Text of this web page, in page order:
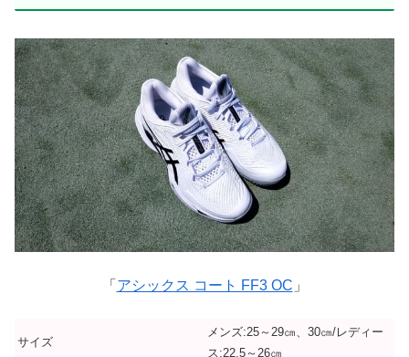
「 アシックス コート FF3 OC 」
サイズ
メンズ:25～29㎝、30㎝/レディー
ス:22.5～26㎝